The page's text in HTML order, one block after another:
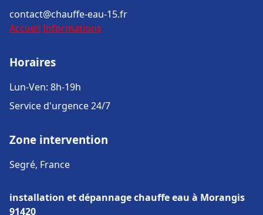
contact@chauffe-eau-15.fr
Accueil Informations
Horaires
Lun-Ven: 8h-19h
Service d'urgence 24/7
Zone intervention
Segré, France
installation et dépannage chauffe eau à Morangis
91420